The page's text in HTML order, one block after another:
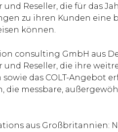
Reseller, die für das
zu ihren Kunden eine
können.
consulting GmbH aus
Reseller, die ihre
das COLT-Angebot
die messbare,
aus Großbritannien: